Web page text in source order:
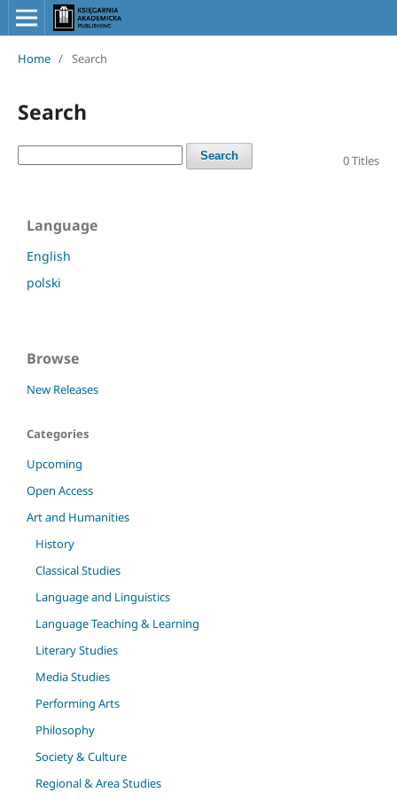
Home / Search
Search
0 Titles
Search
Language
English
polski
Browse
New Releases
Categories
Upcoming
Open Access
Art and Humanities
History
Classical Studies
Language and Linguistics
Language Teaching & Learning
Literary Studies
Media Studies
Performing Arts
Philosophy
Society & Culture
Regional & Area Studies